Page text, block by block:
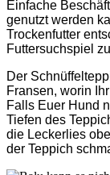
Einfache
genutzt werden
Trockenfutter
Futtersuchspiel
Der
Fransen, worin
Falls Euer Hund
Tiefen des
die Leckerlies
der Teppich